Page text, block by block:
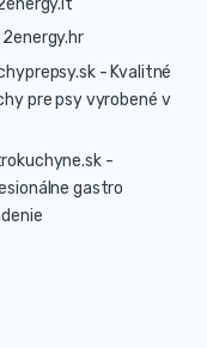
2energy.hr
- Kvalitné
pre psy vyrobené v
-
gastro